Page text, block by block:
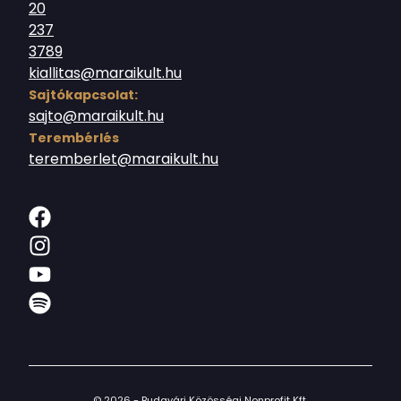
20
237
3789
kiallitas@maraikult.hu
Sajtókapcsolat:
sajto@maraikult.hu
Terembérlés
teremberlet@maraikult.hu